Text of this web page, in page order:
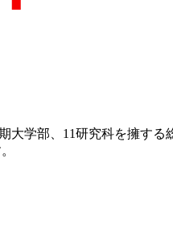
学部、11研究科を擁す